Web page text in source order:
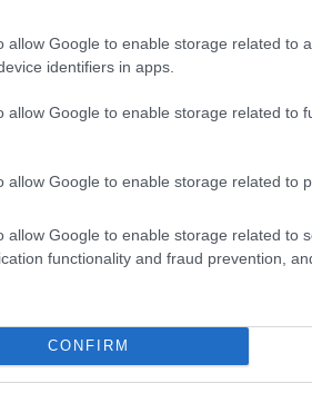
allow Google to enable storage related to
identifiers in apps.
allow Google to enable storage related to
allow Google to enable storage related to
allow Google to enable storage related to
functionality and fraud prevention,
CONFIRM
szállodaláncok és a kisebb motelek
mellékesen azt állítva, hogy profithoz
ban vagy
-ben megkezdték
személyzetet.
abban, hogy figyeljék, feltárják és